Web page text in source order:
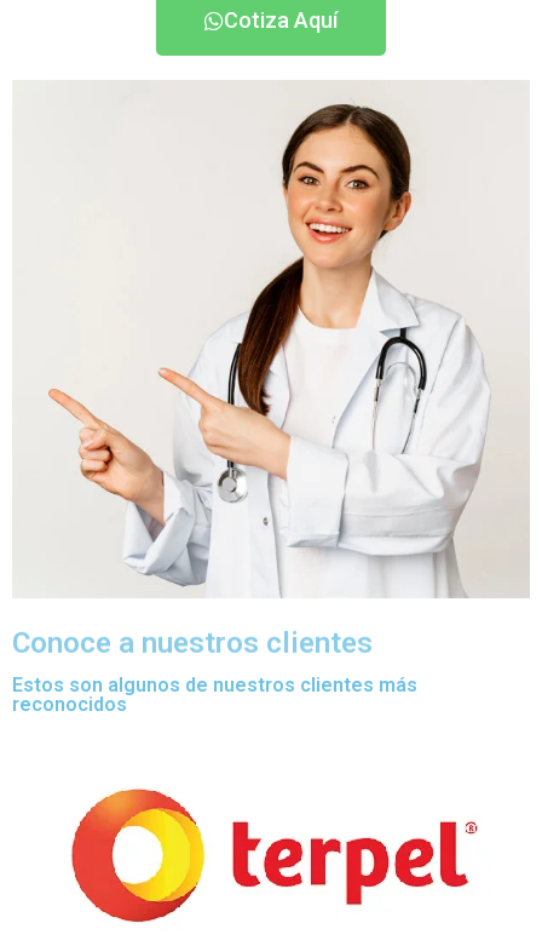
Cotiza Aquí
Conoce a nuestros clientes
Estos son algunos de nuestros clientes más
reconocidos